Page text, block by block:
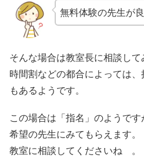
無料体験の先生が
そんな場合は教室長に相談して
時間割などの都合によっては
もあるようです。
この場合は「指名」のようで
希望の先生にみてもらえます。
教室に相談してくださいね 。